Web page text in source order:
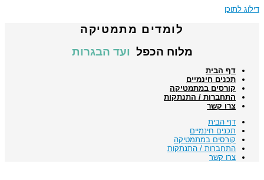
דילוג לתוכן
לומדים מתמטיקה
מלוח הכפל ועד הבגרות
דף הבית
תכנים חינמיים
קורסים במתמטיקה
התחברות / התנתקות
צרו קשר
דף הבית
תכנים חינמיים
קורסים במתמטיקה
התחברות / התנתקות
צרו קשר